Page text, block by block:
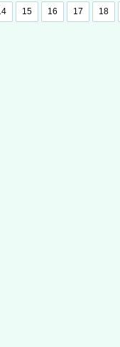
15 16 17 18